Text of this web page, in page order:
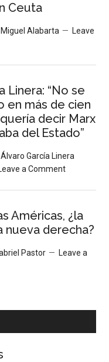
Ceuta
Miguel Alabarta
Leave
Linera: “No se
en más de cien
decir Marx
del Estado”
Álvaro García Linera
a Comment
Américas, ¿la
nueva derecha?
Pastor
Leave a